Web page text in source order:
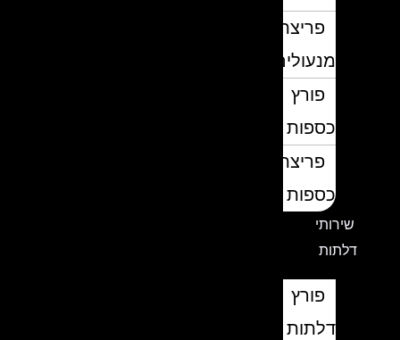
פריצת
מנעולים
פורץ
כספות
פריצת
כספות
שירותי
דלתות
פורץ
דלתות